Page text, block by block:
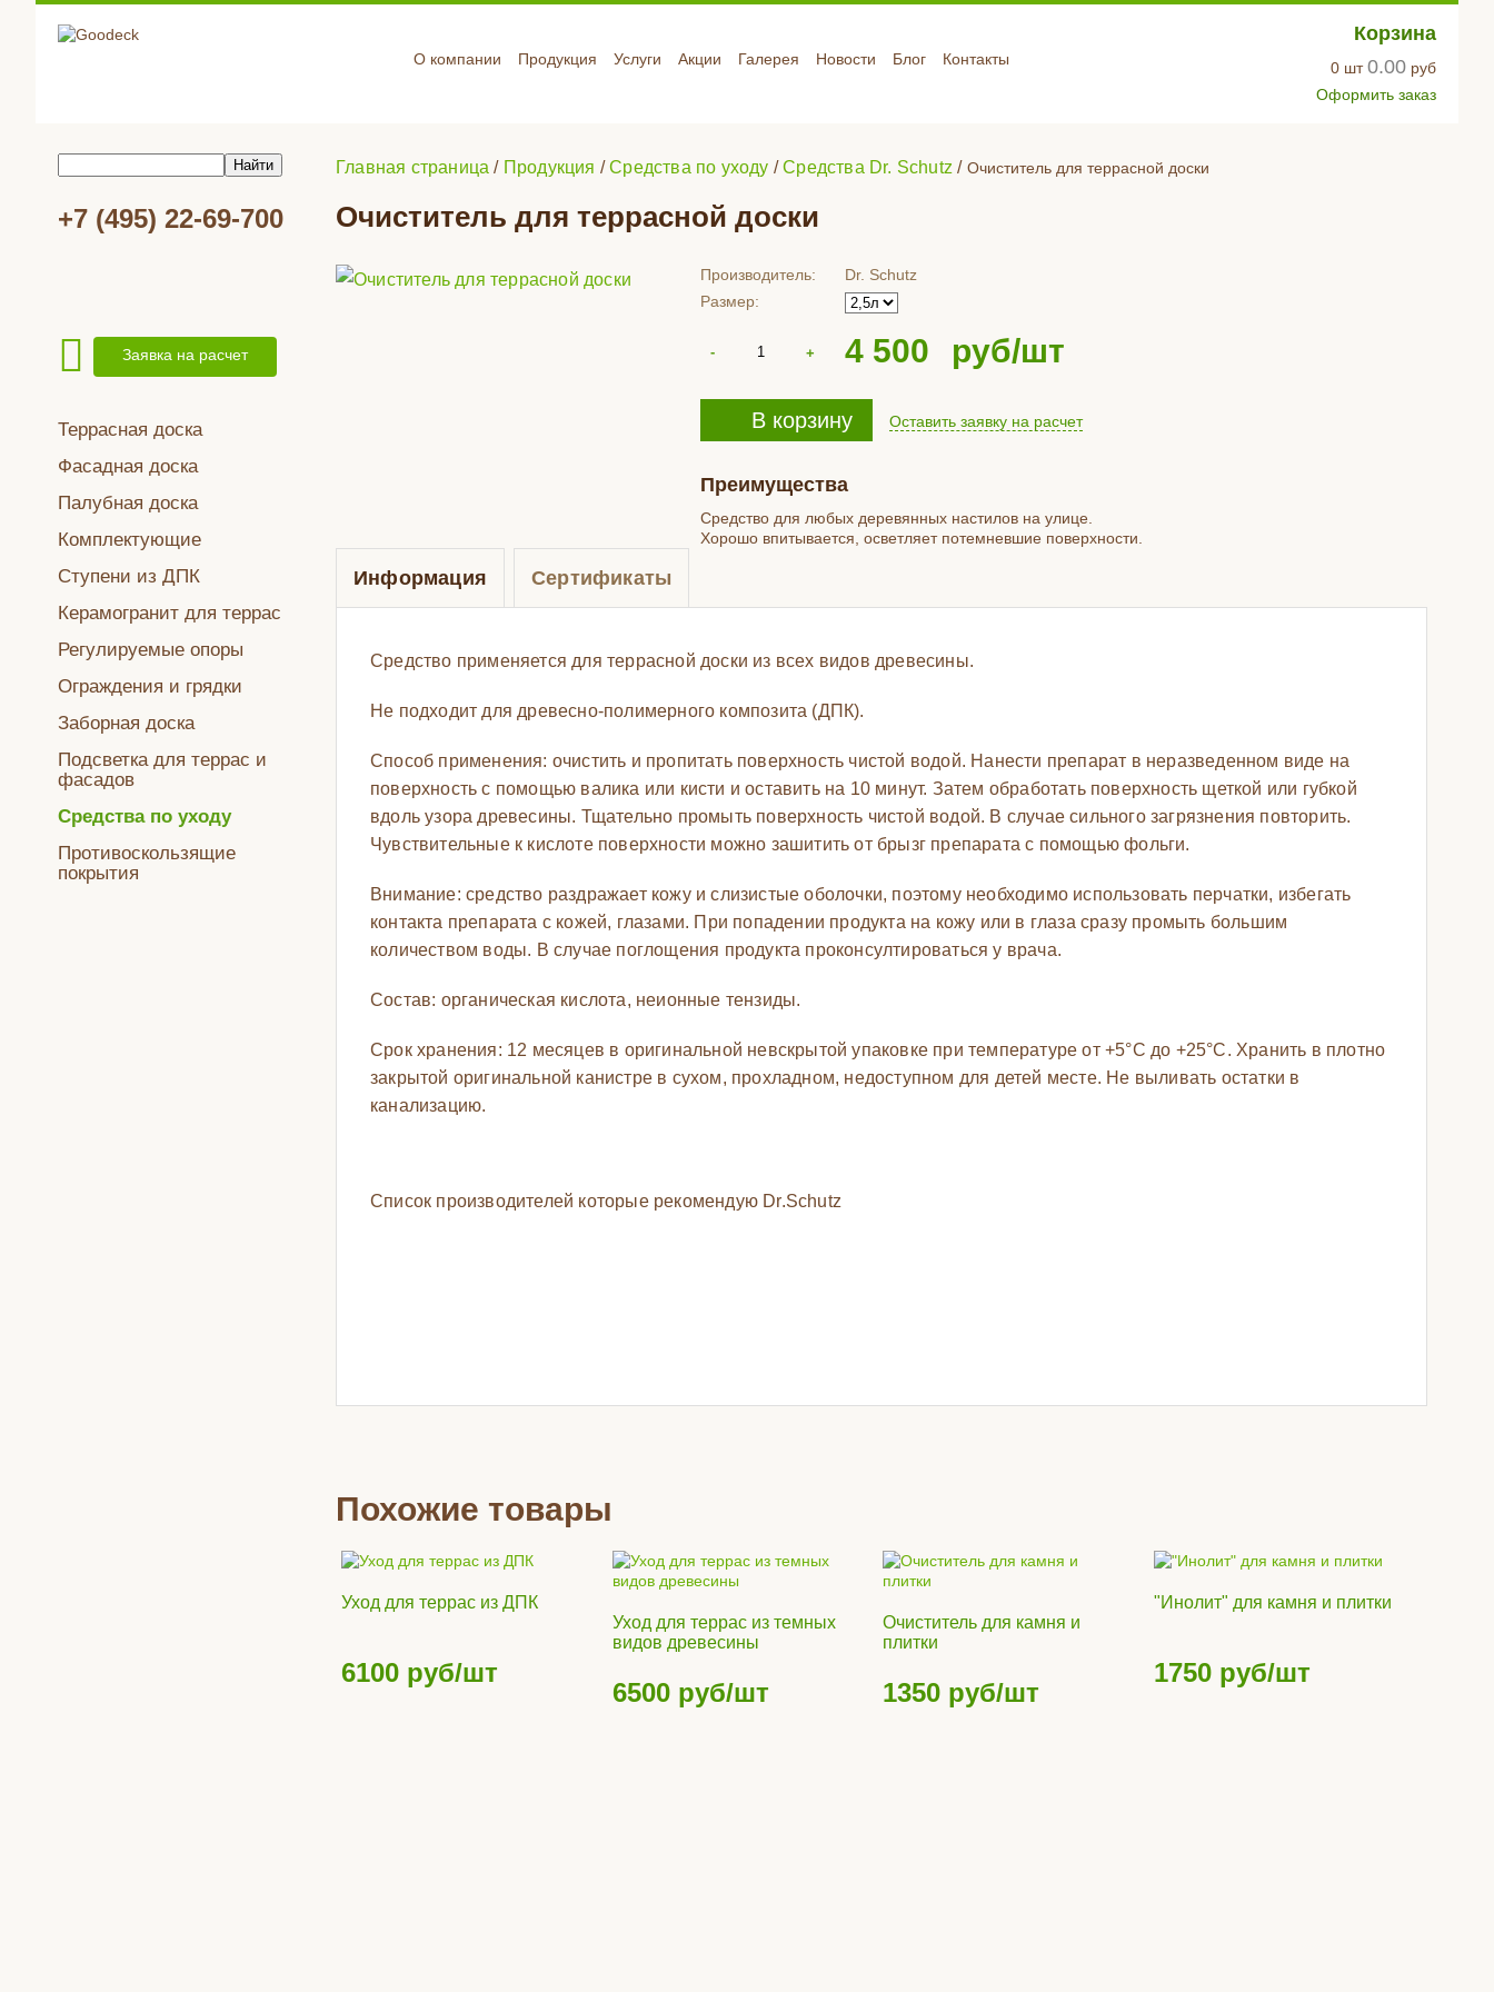
Корзина
0 шт0.00 руб
Оформить заказ
О компании Продукция Услуги Акции Галерея Новости Блог Контакты
+7 (495) 22-69-700
Заявка на расчет
Террасная доска
Фасадная доска
Палубная доска
Комплектующие
Ступени из ДПК
Керамогранит для террас
Регулируемые опоры
Ограждения и грядки
Заборная доска
Подсветка для террас и
фасадов
Средства по уходу
Противоскользящие
покрытия
Главная страница / Продукция /Средства по уходу /Средства Dr. Schutz / Очиститель для террасной доски
Очиститель для террасной доски
Производитель:
Dr. Schutz
Размер:
4 500 руб/шт
В корзину Оставить заявку на расчет
Преимущества
Средство для любых деревянных настилов на улице.
Хорошо впитывается, осветляет потемневшие поверхности.
Информация Сертификаты
Средство применяется для террасной доски из всех видов древесины.
Не подходит для древесно-полимерного композита (ДПК).
Способ применения: очистить и пропитать поверхность чистой водой. Нанести препарат в неразведенном виде на
поверхность с помощью валика или кисти и оставить на 10 минут. Затем обработать поверхность щеткой или губкой
вдоль узора древесины. Тщательно промыть поверхность чистой водой. В случае сильного загрязнения повторить.
Чувствительные к кислоте поверхности можно зашитить от брызг препарата с помощью фольги.
Внимание: средство раздражает кожу и слизистые оболочки, поэтому необходимо использовать перчатки, избегать
контакта препарата с кожей, глазами. При попадении продукта на кожу или в глаза сразу промыть большим
количеством воды. В случае поглощения продукта проконсултироваться у врача.
Состав: органическая кислота, неионные тензиды.
Срок хранения: 12 месяцев в оригинальной невскрытой упаковке при температуре от +5°C до +25°C. Хранить в плотно
закрытой оригинальной канистре в сухом, прохладном, недоступном для детей месте. Не выливать остатки в
канализацию.
Список производителей которые рекомендую Dr.Schutz
Похожие товары
Уход для террас из ДПК
6100 руб/шт
Уход для террас из темных
видов древесины
6500 руб/шт
Очиститель для камня и
плитки
1350 руб/шт
"Инолит" для камня и плитки
1750 руб/шт